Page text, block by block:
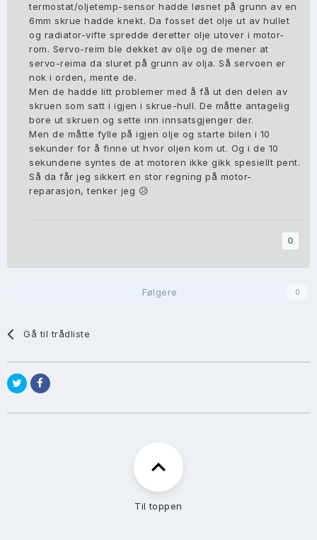
termostat/oljetemp-sensor hadde løsnet på grunn av en
6mm skrue hadde knekt. Da fosset det olje ut av hullet
og radiator-vifte spredde deretter olje utover i motor-
rom. Servo-reim ble dekket av olje og de mener at
servo-reima da sluret på grunn av olja. Så servoen er
nok i orden, mente de.
Men de hadde litt problemer med å få ut den delen av
skruen som satt i igjen i skrue-hull. De måtte antagelig
bore ut skruen og sette inn innsatsgjenger der.
Men de måtte fylle på igjen olje og starte bilen i 10
sekunder for å finne ut hvor oljen kom ut. Og i de 10
sekundene syntes de at motoren ikke gikk spesiellt pent.
Så da får jeg sikkert en stor regning på motor-
reparasjon, tenker jeg 😥
0
Følgere 0
Gå til trådliste
Til toppen